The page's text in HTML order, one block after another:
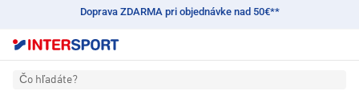
Doprava ZDARMA pri objednávke nad 50€**
Čo hľadáte?